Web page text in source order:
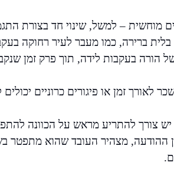
מוחשית – למשל, שינוי חד בצורת
בלית ברירה, כמו מעבר לעיר רחוקה
הורה בעקבות לידה, תוך פרק זמן
לאורך זמן או פיגורים כרוניים
צורך להתריע מראש על הכוונה
ההודעה, מצהיר העובד שהוא מתפטר